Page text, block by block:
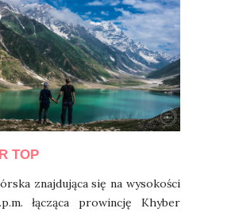
TOP
znajdująca się na wysokości
łącząca prowincję Khyber